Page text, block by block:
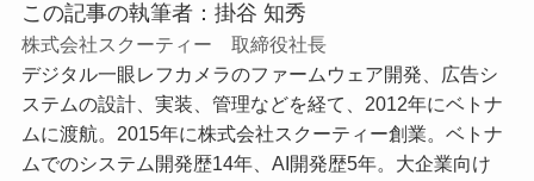
この記事の執筆者：掛谷 知秀
株式会社スクーティー 取締役社長
デジタル一眼レフカメラのファームウェア開発、広告シ
ステムの設計、実装、管理などを経て、2012年にベトナ
ムに渡航。2015年に株式会社スクーティー創業。ベトナ
ムでのシステム開発歴14年、AI開発歴5年。大企業向け